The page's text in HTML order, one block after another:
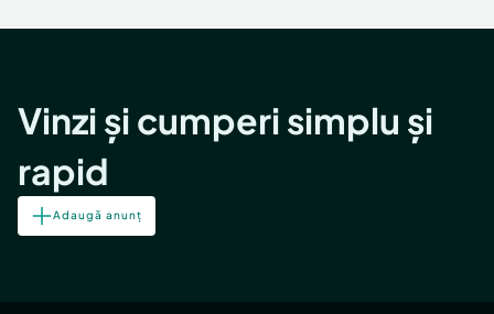
Vinzi și cumperi simplu și
rapid
Adaugă anunț